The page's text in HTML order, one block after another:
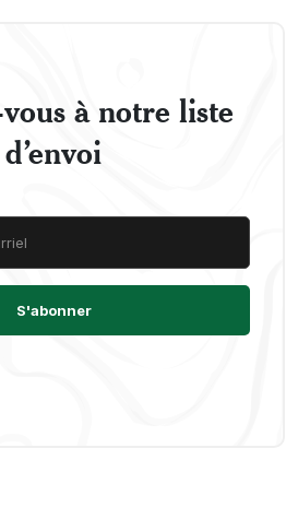
à notre liste
d’envoi